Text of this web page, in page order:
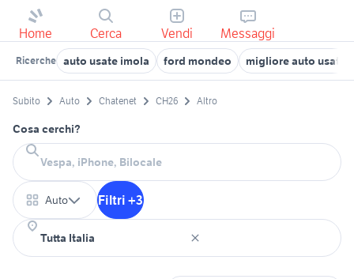
Home Cerca Vendi Messaggi
Ricerche auto usate imola ford mondeo migliore auto usata
Subito Auto Chatenet CH26 Altro
Cosa cerchi?
Auto Filtri +3